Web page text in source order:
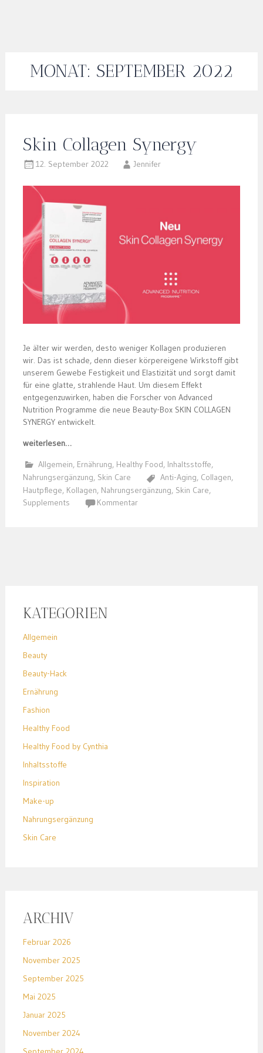
MONAT: SEPTEMBER 2022
Skin Collagen Synergy
12. September 2022 Jennifer
Je älter wir werden, desto weniger Kollagen produzieren
wir. Das ist schade, denn dieser körpereigene Wirkstoff gibt
unserem Gewebe Festigkeit und Elastizität und sorgt damit
für eine glatte, strahlende Haut. Um diesem Effekt
entgegenzuwirken, haben die Forscher von Advanced
Nutrition Programme die neue Beauty-Box SKIN COLLAGEN
SYNERGY entwickelt.
weiterlesen…
Allgemein, Ernährung, Healthy Food, Inhaltsstoffe,
Nahrungsergänzung, Skin Care Anti-Aging, Collagen,
Hautpflege, Kollagen, Nahrungsergänzung, Skin Care,
Supplements
Kommentar
KATEGORIEN
Allgemein
Beauty
Beauty-Hack
Ernährung
Fashion
Healthy Food
Healthy Food by Cynthia
Inhaltsstoffe
Inspiration
Make-up
Nahrungsergänzung
Skin Care
ARCHIV
Februar 2026
November 2025
September 2025
Mai 2025
Januar 2025
November 2024